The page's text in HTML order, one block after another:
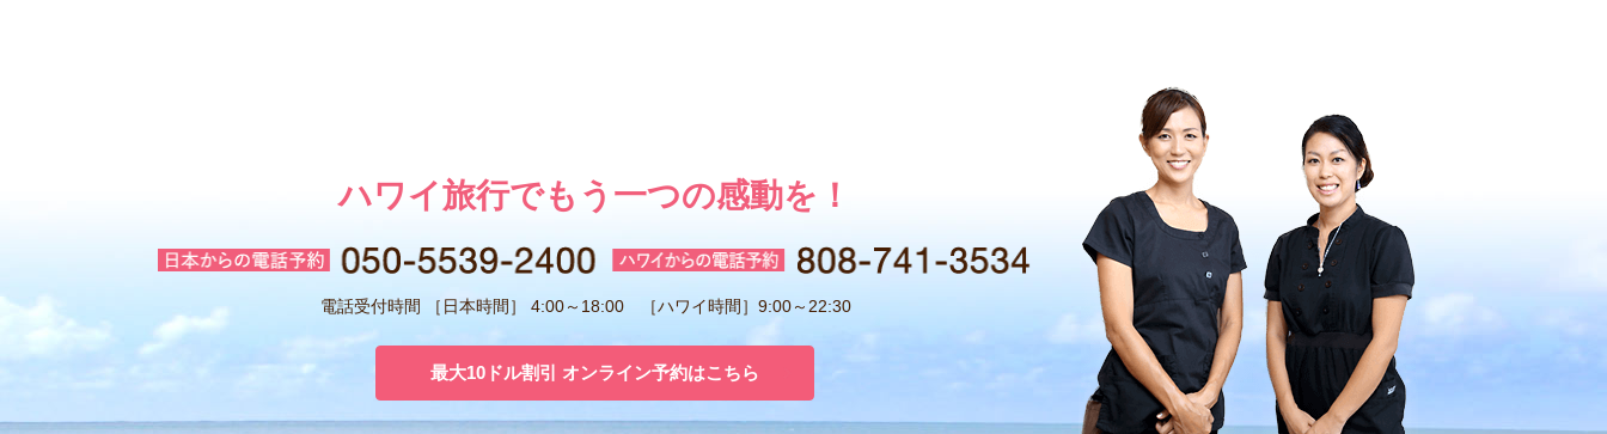
ハワイ旅行でもう一つの感動を！
電話受付時間 ［日本時間］ 4:00～18:00 ［ハワイ時間］9:00～22:30
最大10ドル割引 オンライン予約はこちら